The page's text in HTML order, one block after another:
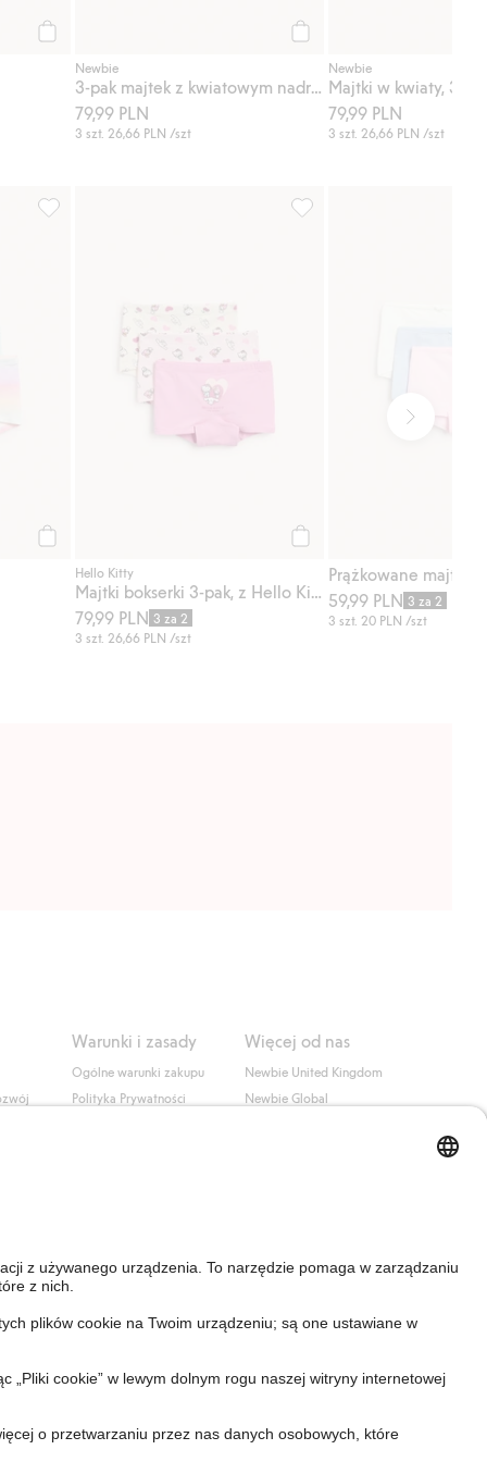
Newbie
3-pak majtek z kwiatowym nadrukiem
79,99 PLN
3 szt. 26,66 PLN /szt
Newbie
Majtki w kwiaty, 3-
79,99 PLN
3 szt. 26,66 PLN /szt
Hello Kitty
Majtki bokserki 3-pak, z Hello Kitty
79,99 PLN 3 za 2
3 szt. 26,66 PLN /szt
59,99 PLN 3 za 2
3 szt. 20 PLN /szt
Warunki i zasady
Ogólne warunki zakupu
Polityka Prywatności
Więcej od nas
Newbie United Kingdom
Newbie Global